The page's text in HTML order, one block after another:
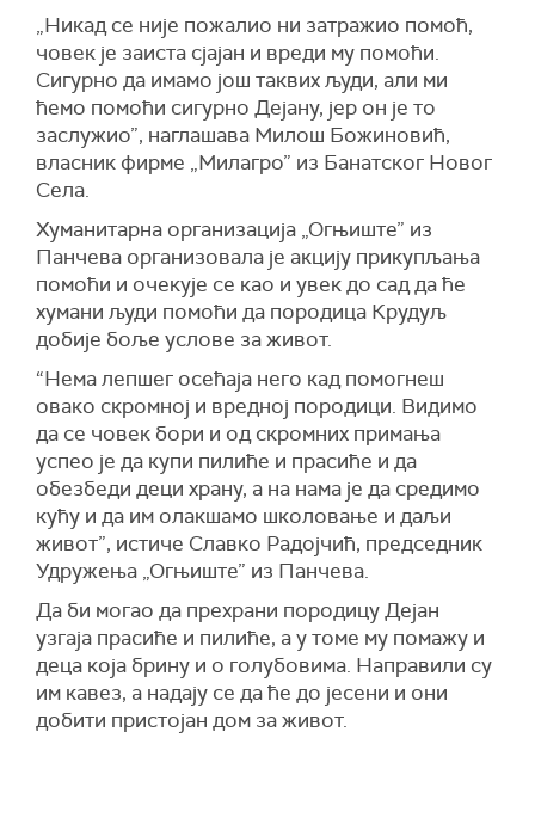
„Никад се није пожалио ни затражио помоћ,
човек је заиста сјајан и вреди му помоћи.
Сигурно да имамо још таквих људи, али ми
ћемо помоћи сигурно Дејану, јер он је то
заслужио”, наглашава Милош Божиновић,
власник фирме „Милагро” из Банатског Новог
Села.
Хуманитарна организација „Огњиште” из
Панчева организовала је акцију прикупљања
помоћи и очекује се као и увек до сад да ће
хумани људи помоћи да породица Крудуљ
добије боље услове за живот.
“Нема лепшег осећаја него кад помогнеш
овако скромној и вредној породици. Видимо
да се човек бори и од скромних примања
успео је да купи пилиће и прасиће и да
обезбеди деци храну, а на нама је да средимо
кућу и да им олакшамо школовање и даљи
живот”, истиче Славко Радојчић, председник
Удружења „Огњиште” из Панчева.
Да би могао да прехрани породицу Дејан
узгаја прасиће и пилиће, а у томе му помажу и
деца која брину и о голубовима. Направили су
им кавез, а надају се да ће до јесени и они
добити пристојан дом за живот.